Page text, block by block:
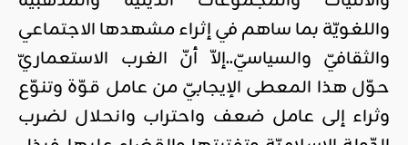
واللغويّة بما ساهم في إثراء مشهدها الاجتماعي
والثقافيّ والسياسيّ..إلاّ أنّ الغرب الاستعماريّ
حوّل هذا المعطى الإيجابيّ من عامل قوّة وتنوّع
وثراء إلى عامل ضعف واحتراب وانحلال لضرب